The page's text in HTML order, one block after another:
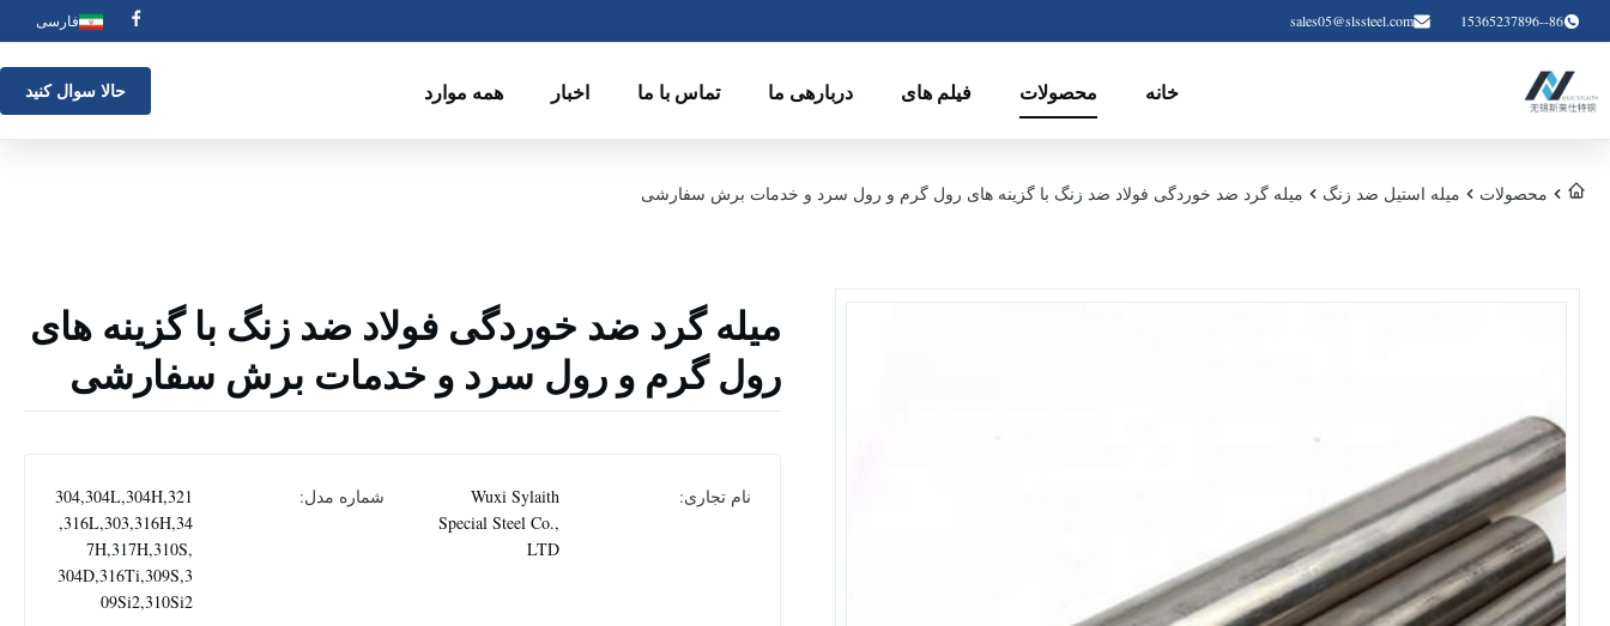
86--15365237896
sales05@slssteel.com فارسی
خانه محصولات فیلم های دربارهی ما تماس با ما اخبار همه موارد حالا سوال کنيد
محصولات میله استیل ضد زنگ میله گرد ضد خوردگی فولاد ضد زنگ با گزینه های رول گرم و رول سرد و خدمات برش سفارشی
میله گرد ضد خوردگی فولاد ضد زنگ با گزینه های
رول گرم و رول سرد و خدمات برش سفارشی
نام تجاری:
Wuxi Sylaith
Special Steel Co.,
LTD
شماره مدل:
304,304L,304H,321
,316L,303,316H,34
7H,317H,310S,
304D,316Ti,309S,3
09Si2,310Si2